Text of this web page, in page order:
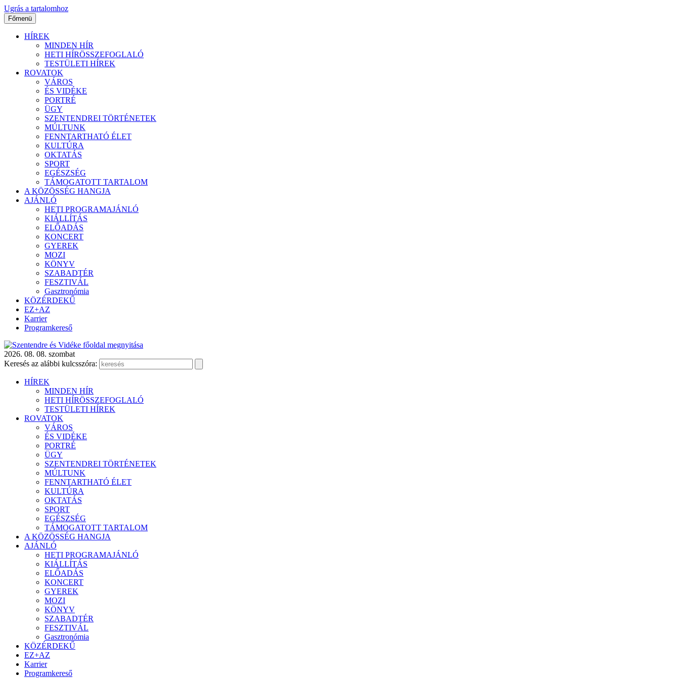
Ugrás a tartalomhoz
Főmenü
HÍREK
MINDEN HÍR
HETI HÍRÖSSZEFOGLALÓ
TESTÜLETI HÍREK
ROVATOK
VÁROS
ÉS VIDÉKE
PORTRÉ
ÜGY
SZENTENDREI TÖRTÉNETEK
MÚLTUNK
FENNTARTHATÓ ÉLET
KULTÚRA
OKTATÁS
SPORT
EGÉSZSÉG
TÁMOGATOTT TARTALOM
A KÖZÖSSÉG HANGJA
AJÁNLÓ
HETI PROGRAMAJÁNLÓ
KIÁLLÍTÁS
ELŐADÁS
KONCERT
GYEREK
MOZI
KÖNYV
SZABADTÉR
FESZTIVÁL
Gasztronómia
KÖZÉRDEKŰ
EZ+AZ
Karrier
Programkereső
2026. 08. 08. szombat
Keresés az alábbi kulcsszóra:
HÍREK
MINDEN HÍR
HETI HÍRÖSSZEFOGLALÓ
TESTÜLETI HÍREK
ROVATOK
VÁROS
ÉS VIDÉKE
PORTRÉ
ÜGY
SZENTENDREI TÖRTÉNETEK
MÚLTUNK
FENNTARTHATÓ ÉLET
KULTÚRA
OKTATÁS
SPORT
EGÉSZSÉG
TÁMOGATOTT TARTALOM
A KÖZÖSSÉG HANGJA
AJÁNLÓ
HETI PROGRAMAJÁNLÓ
KIÁLLÍTÁS
ELŐADÁS
KONCERT
GYEREK
MOZI
KÖNYV
SZABADTÉR
FESZTIVÁL
Gasztronómia
KÖZÉRDEKŰ
EZ+AZ
Karrier
Programkereső